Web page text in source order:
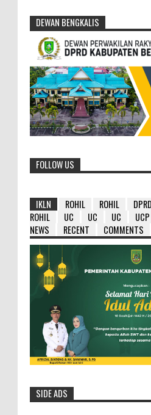
DEWAN BENGKALIS
FOLLOW US
IKLN ROHIL ROHIL
DPRD
ROHIL
UC UC UC UCP
NEWS
RECENT COMMENTS
HM Wardan :
SIDE ADS